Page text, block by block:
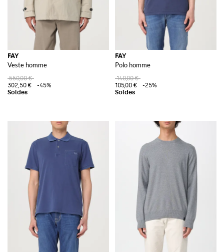
FAY
Veste homme
550,00 €
302,50 €
-45%
FAY
Polo homme
140,00 €
105,00 €
-25%